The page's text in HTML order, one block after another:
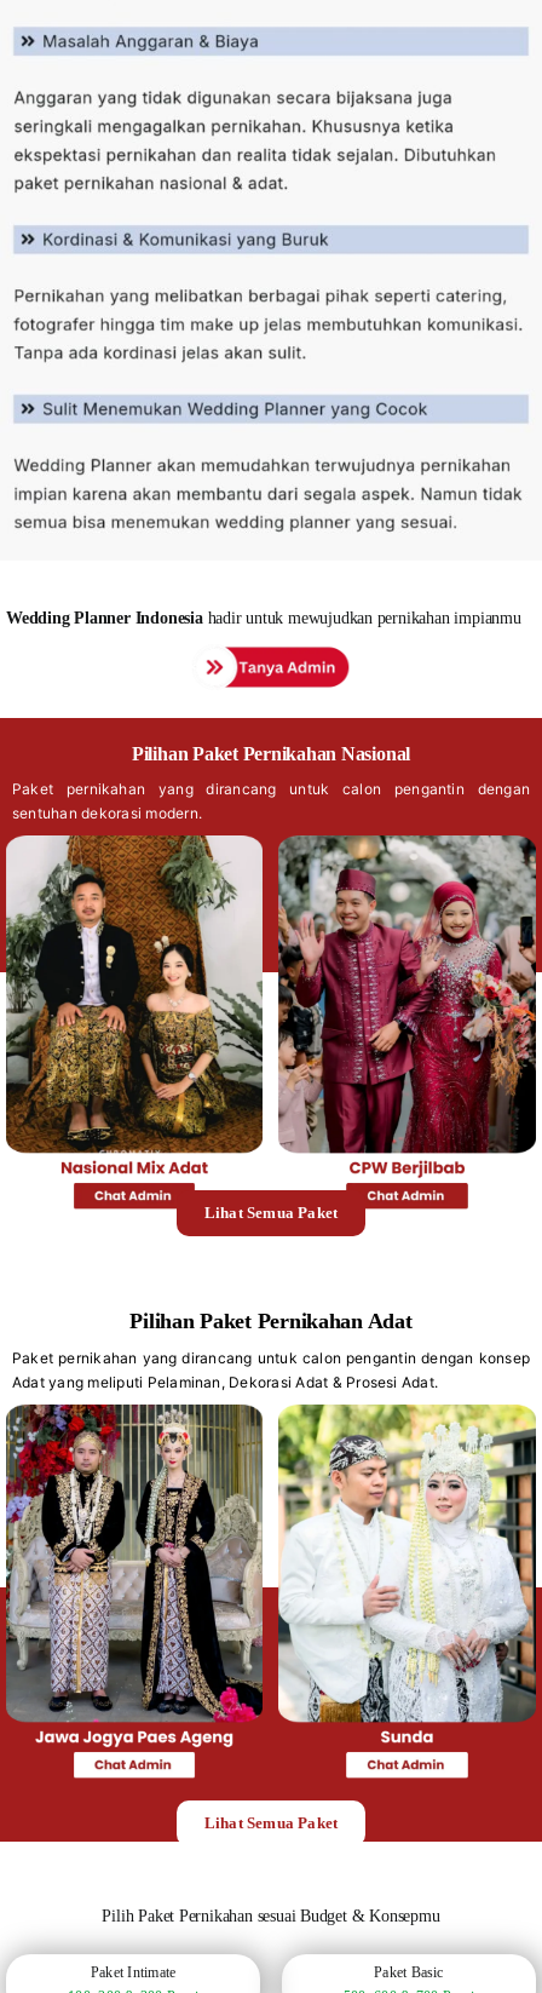
Wedding Planner Indonesiahadir untuk mewujudkan pernikahan impianmu
Pilihan Paket Pernikahan Nasional
Paket pernikahan yang dirancang untuk calon pengantin dengan
sentuhan dekorasi modern.
Lihat Semua Paket
Pilihan Paket Pernikahan Adat
Paket pernikahan yang dirancang untuk calon pengantin dengan konsep
Adat yang meliputi Pelaminan, Dekorasi Adat & Prosesi Adat.
Lihat Semua Paket
Pilih Paket Pernikahan sesuai Budget & Konsepmu
Paket Intimate
Paket Basic